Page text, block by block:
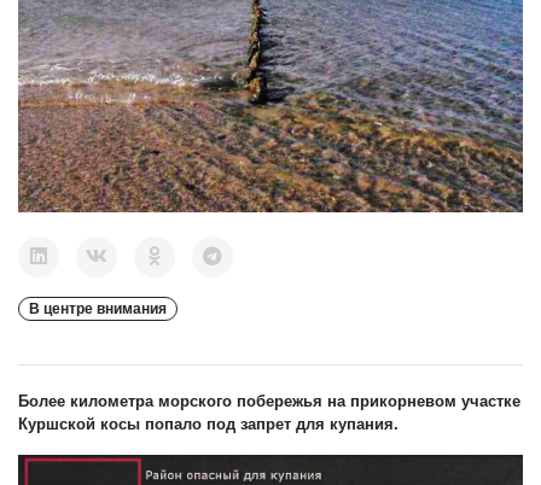
В центре внимания
Более километра морского побережья на прикорневом участке
Куршской косы попало под запрет для купания.